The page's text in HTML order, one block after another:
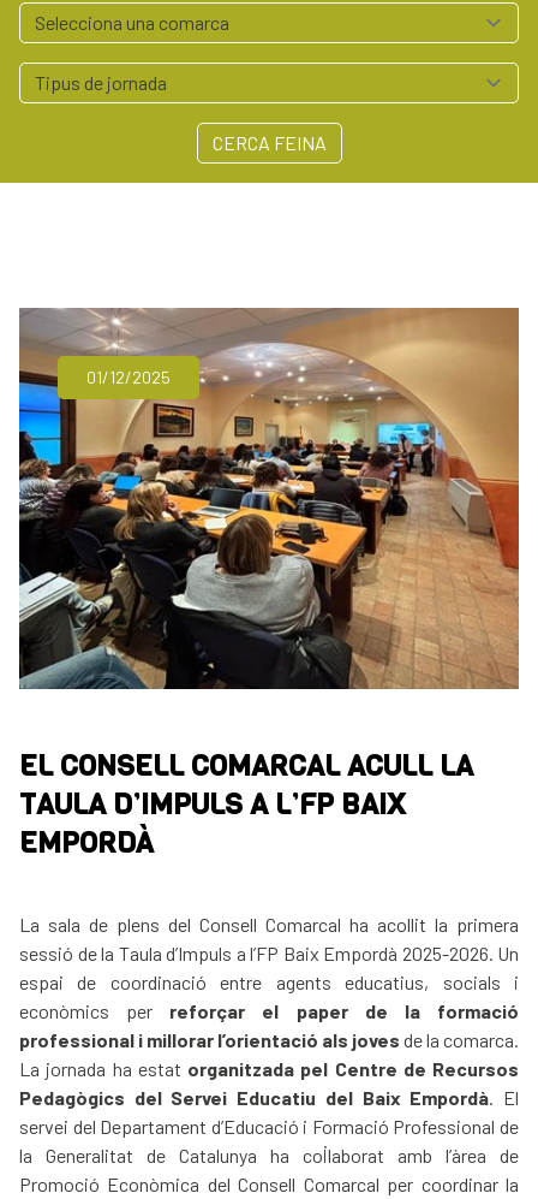
CERCA FEINA
01/12/2025
EL CONSELL COMARCAL ACULL LA
TAULA D’IMPULS A L’FP BAIX
EMPORDÀ
La sala de plens del Consell Comarcal ha acollit la primera
sessió de la Taula d’Impuls a l’FP Baix Empordà 2025-2026. Un
espai de coordinació entre agents educatius, socials i
econòmics per reforçar el paper de la formació
professional i millorar l’orientació als joves de la comarca.
La jornada ha estat organitzada pel Centre de Recursos
Pedagògics del Servei Educatiu del Baix Empordà . El
servei del Departament d’Educació i Formació Professional de
la Generalitat de Catalunya ha col·laborat amb l’àrea de
Promoció Econòmica del Consell Comarcal per coordinar la
Serveis empresa
Polígons Baix Empordà
Arrelem - Xarxa Agroalimentària del Baix Empordà
Contacte